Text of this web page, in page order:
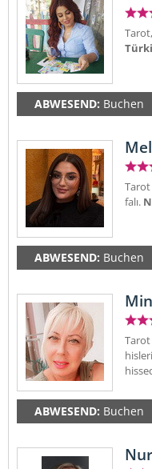
ABWESEND: Buchen
falı.
ABWESEND: Buchen
Tarot
ABWESEND: Buchen